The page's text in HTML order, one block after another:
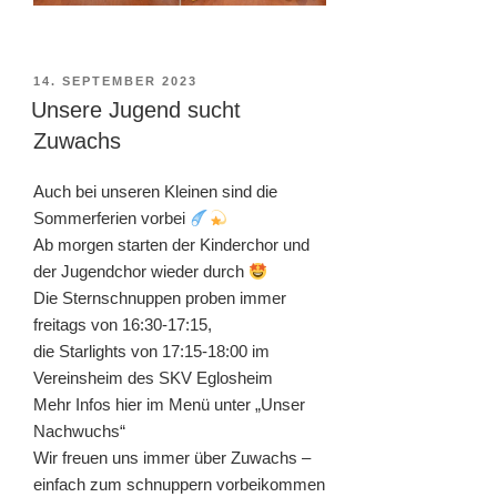
VERÖFFENTLICHT
AM
14. SEPTEMBER 2023
Unsere Jugend sucht
Zuwachs
Auch bei unseren Kleinen sind die
Sommerferien vorbei
Ab morgen starten der Kinderchor und
der Jugendchor wieder durch
Die Sternschnuppen proben immer
freitags von 16:30-17:15,
die Starlights von 17:15-18:00 im
Vereinsheim des SKV Eglosheim
Mehr Infos hier im Menü unter „Unser
Nachwuchs“
Wir freuen uns immer über Zuwachs –
einfach zum schnuppern vorbeikommen